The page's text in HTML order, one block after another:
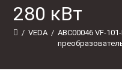
280 кВт
/ VEDA / ABC00046 VF-